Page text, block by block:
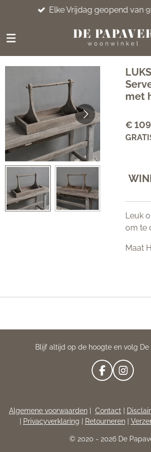
naar
hoofdinhoud
Elke Vrijdag geopend van
met
€
Leuk
om te
Maat
Blijf altijd op de hoogte en volg De
F
A
B
O
K
I
N
A
G
A
Algemene voorwaarden| Contact|
Privacyverklaring Retourneren|
© 2020 - 2026 De